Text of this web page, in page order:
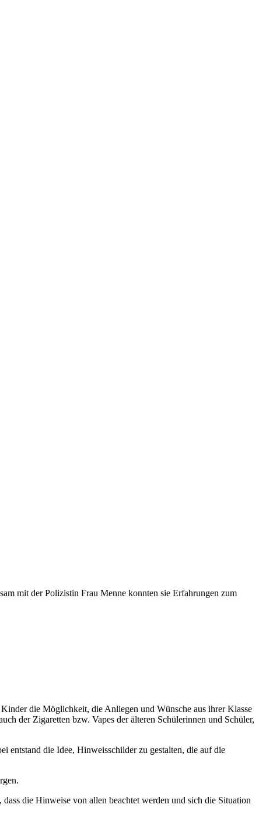
mit der Polizistin Frau Menne konnten sie Erfahrungen zum
die Möglichkeit, die Anliegen und Wünsche aus ihrer Klasse
der Zigaretten bzw. Vapes der älteren Schülerinnen und Schüler,
entstand die Idee, Hinweisschilder zu gestalten, die auf die
die Hinweise von allen beachtet werden und sich die Situation